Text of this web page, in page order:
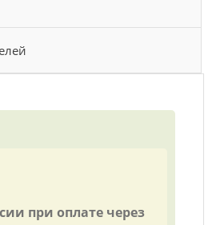
при оплате через